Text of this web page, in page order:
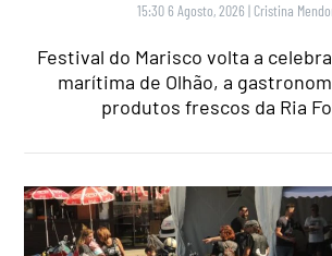
15:30 6 Agosto, 2026 | Cristina
Festival do Marisco volta a
marítima de Olhão, a
produtos frescos da Ria